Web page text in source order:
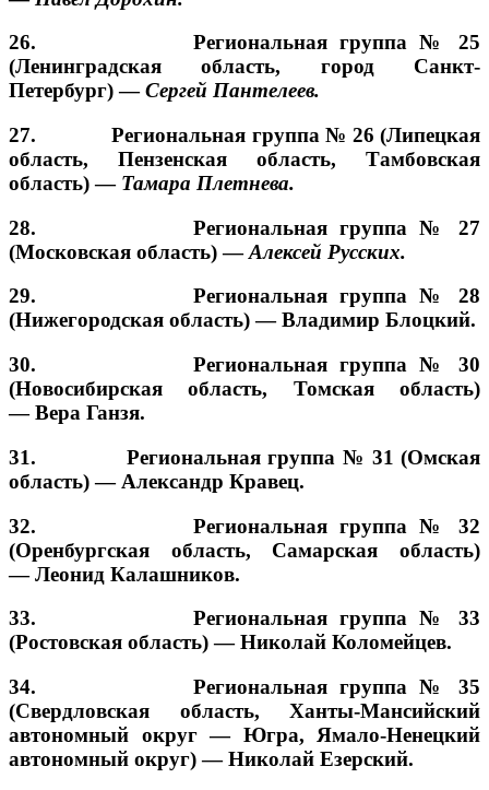
26. Региональная группа № 25
(Ленинградская область, город Санкт-
Петербург) —Сергей Пантелеев.
27. Региональная группа № 26 (Липецкая
область, Пензенская область, Тамбовская
область) — Тамара Плетнева.
28. Региональная группа № 27
(Московская область) —Алексей Русских.
29. Региональная группа № 28
(Нижегородская область) —Владимир Блоцкий.
30. Региональная группа № 30
(Новосибирская область, Томская область)
—Вера Ганзя.
31. Региональная группа № 31 (Омская
область) — Александр Кравец.
32. Региональная группа № 32
(Оренбургская область, Самарская область)
—Леонид Калашников.
33. Региональная группа № 33
(Ростовская область) —Николай Коломейцев.
34. Региональная группа № 35
(Свердловская область, Ханты-Мансийский
автономный округ — Югра, Ямало-Ненецкий
автономный округ) —Николай Езерский.